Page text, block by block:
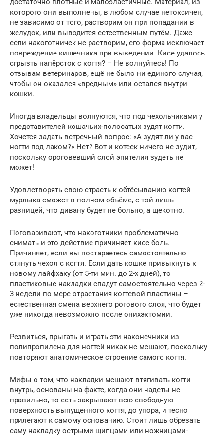
достаточно плотные и малоэластичные. Материал, из
которого они выполнены, в любом случае нетоксичен,
не зависимо от того, растворим он при попадании в
желудок, или выводится естественным путём. Даже
если накоготничек не растворим, его форма исключает
повреждение кишечника при выведении. Кисе удалось
сгрызть напёрсток с когтя? – Не волнуйтесь! По
отзывам ветеринаров, ещё не было ни единого случая,
чтобы он оказался «вредным» или остался внутри
кошки.
Иногда владельцы волнуются, что под чехольчиками у
представителей кошачьих-полосатых зудят когти.
Хочется задать встречный вопрос: «А зудят ли у вас
ногти под лаком?» Нет? Вот и котеек ничего не зудит,
поскольку ороговевший слой эпителия зудеть не
может!
Удовлетворять свою страсть к обтёсыванию когтей
мурлыка сможет в полном объёме, с той лишь
разницей, что дивану будет не больно, а щекотно.
Поговаривают, что накоготники проблематично
снимать и это действие причиняет кисе боль.
Причиняет, если вы постараетесь самостоятельно
стянуть чехол с когтя. Если дать кошке привыкнуть к
новому лайфхаку (от 5-ти мин. до 2-х дней), то
пластиковые накладки спадут самостоятельно через 2-
3 недели по мере отрастания когтевой пластины –
естественная смена верхнего рогового слоя, что будет
уже никогда невозможно после онихэктомии.
Резвиться, прыгать и играть эти наконечники из
полипропилена для ногтей никак не мешают, поскольку
повторяют анатомическое строение самого когтя.
Мифы о том, что накладки мешают втягивать когти
внутрь, основаны на факте, когда они надеты не
правильно, то есть закрывают всю свободную
поверхность выпущенного когтя, до упора, и тесно
прилегают к самому основанию. Стоит лишь обрезать
саму накладку острыми щипцами или ножницами-